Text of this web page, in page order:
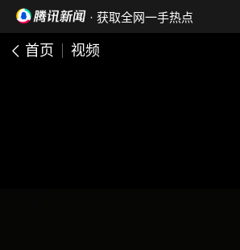
· 获取全网一手热点
首页 视频